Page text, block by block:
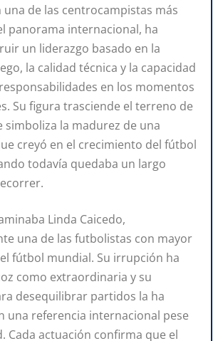
una de las centrocampistas más
panorama internacional, ha
un liderazgo basado en la
la calidad técnica y la capacidad
en los momentos
Su figura trasciende el terreno de
simboliza la madurez de una
creyó en el crecimiento del fútbol
todavía quedaba un largo
Linda Caicedo,
una de las futbolistas con mayor
fútbol mundial. Su irrupción ha
como extraordinaria y su
desequilibrar partidos la ha
una referencia internacional pese
Cada actuación confirma que el